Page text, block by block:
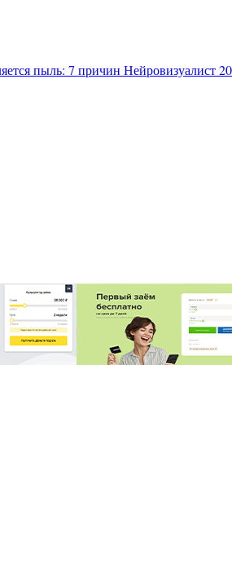
пыль: 7 причин Нейровизуалист